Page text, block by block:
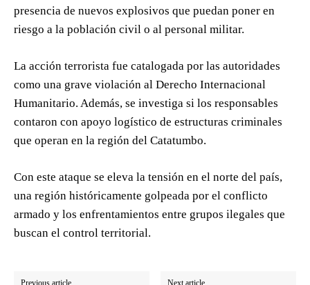
presencia de nuevos explosivos que puedan poner en
riesgo a la población civil o al personal militar.
La acción terrorista fue catalogada por las autoridades
como una grave violación al Derecho Internacional
Humanitario. Además, se investiga si los responsables
contaron con apoyo logístico de estructuras criminales
que operan en la región del Catatumbo.
Con este ataque se eleva la tensión en el norte del país,
una región históricamente golpeada por el conflicto
armado y los enfrentamientos entre grupos ilegales que
buscan el control territorial.
Previous article Next article